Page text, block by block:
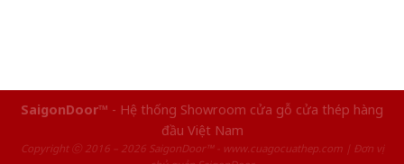
SaigonDoor™ - Hệ thống Showroom cửa gỗ cửa thép hàng
đầu Việt Nam
Copyright ⓒ 2016 – 2026 SaigonDoor™ - www.cuagocuathep.com | Đơn vị